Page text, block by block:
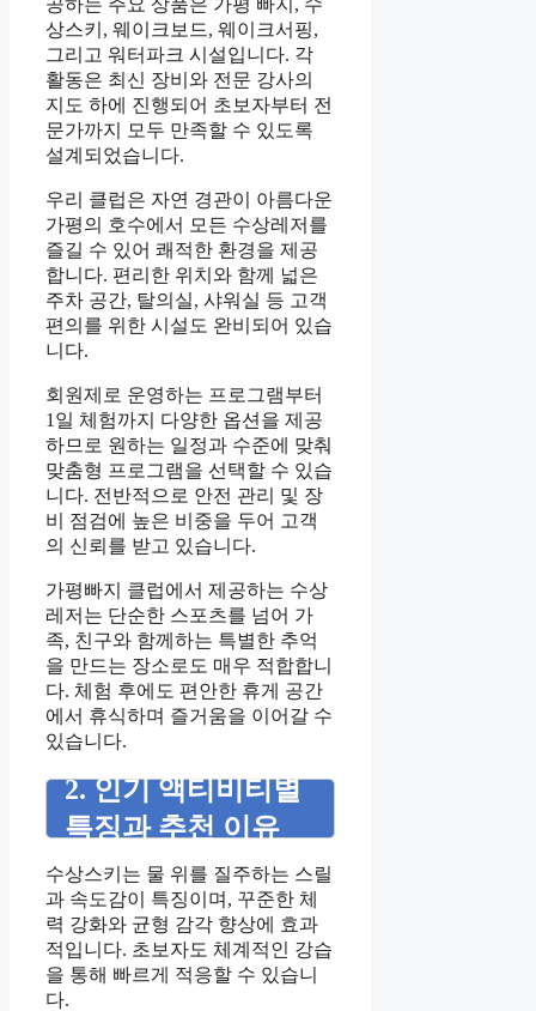
공하는 주요 상품은 가평 빠지, 수
상스키, 웨이크보드, 웨이크서핑,
그리고 워터파크 시설입니다. 각
활동은 최신 장비와 전문 강사의
지도 하에 진행되어 초보자부터 전
문가까지 모두 만족할 수 있도록
설계되었습니다.
우리 클럽은 자연 경관이 아름다운
가평의 호수에서 모든 수상레저를
즐길 수 있어 쾌적한 환경을 제공
합니다. 편리한 위치와 함께 넓은
주차 공간, 탈의실, 샤워실 등 고객
편의를 위한 시설도 완비되어 있습
니다.
회원제로 운영하는 프로그램부터
1일 체험까지 다양한 옵션을 제공
하므로 원하는 일정과 수준에 맞춰
맞춤형 프로그램을 선택할 수 있습
니다. 전반적으로 안전 관리 및 장
비 점검에 높은 비중을 두어 고객
의 신뢰를 받고 있습니다.
가평빠지 클럽에서 제공하는 수상
레저는 단순한 스포츠를 넘어 가
족, 친구와 함께하는 특별한 추억
을 만드는 장소로도 매우 적합합니
다. 체험 후에도 편안한 휴게 공간
에서 휴식하며 즐거움을 이어갈 수
있습니다.
2. 인기 액티비티별
특징과 추천 이유
수상스키는 물 위를 질주하는 스릴
과 속도감이 특징이며, 꾸준한 체
력 강화와 균형 감각 향상에 효과
적입니다. 초보자도 체계적인 강습
을 통해 빠르게 적응할 수 있습니
다.